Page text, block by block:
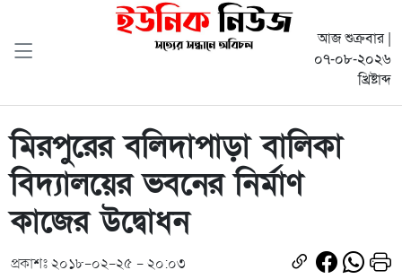
আজ শুক্রবার |
০৭-০৮-২০২৬
খ্রিষ্টাব্দ
মিরপুরের বলিদাপাড়া বালিকা
বিদ্যালয়ের ভবনের নির্মাণ
কাজের উদ্বোধন
প্রকাশঃ ২০১৮-০২-২৫ - ২০:০৩